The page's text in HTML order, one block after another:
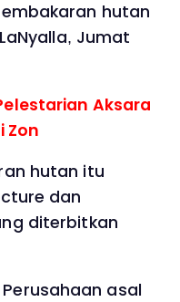
hutan
Jumat
Aksara
Zon
hutan itu
dan
diterbitkan
asal